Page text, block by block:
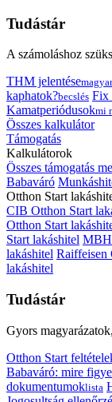
Tudástár
A számoláshoz
THM jelentése
kaphatok?becslés Fix
Kamatperiódusokmi
Összes kalkulátor
Támogatás
Kalkulátorok
Összes támogatás
Babaváró
Otthon Start
CIB Otthon Start
Otthon Start
Start lakáshitel MBH
lakáshitel Raiffeisen
lakáshitel
Tudástár
Gyors
Otthon Start
Babaváró: mire
dokumentumoklista